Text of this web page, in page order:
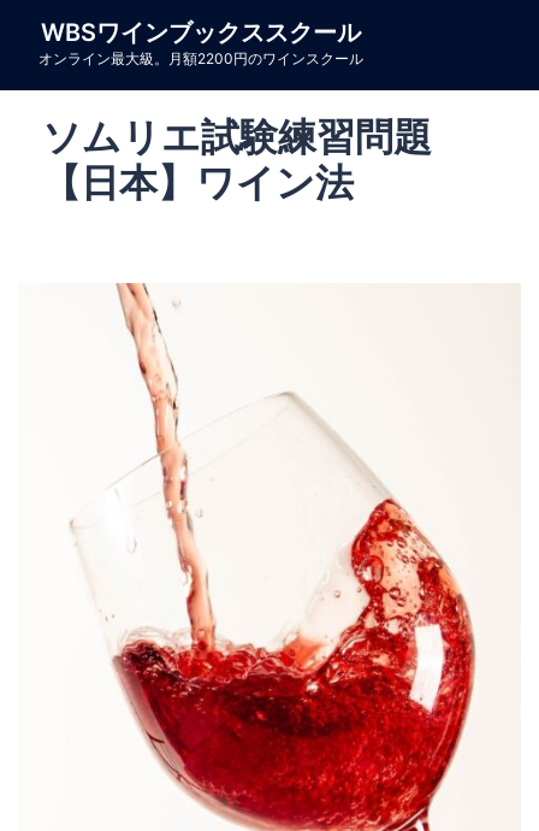
WBSワインブックススクール
オンライン最大級。月額2200円のワインスクール
ソムリエ試験練習問題
【日本】ワイン法